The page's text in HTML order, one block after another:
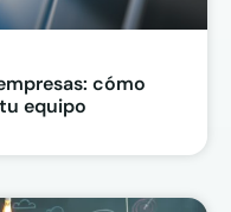
cómo
equipo